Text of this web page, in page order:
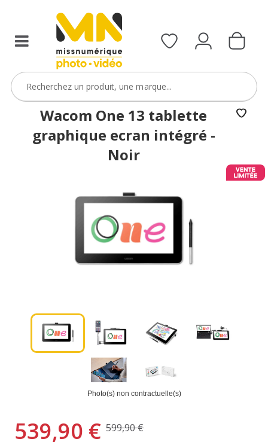
Wacom One 13 tablette
graphique ecran intégré -
Noir
Photo(s) non contractuelle(s)
539,90 € 599,90 €